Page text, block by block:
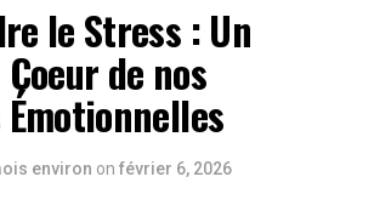
le Stress : Un
de nos
environ on février 6, 2026